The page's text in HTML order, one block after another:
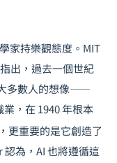
家持樂觀態度。MIT
出，過去一個世紀
多數人的想像——
，在 1940 年根本
更重要的是它創造了
為，AI 也將遵循這